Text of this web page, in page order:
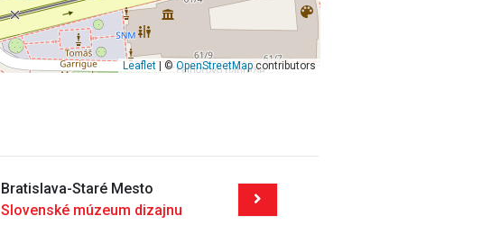
Leaflet| ©OpenStreetMapcontributors
Bratislava-Staré Mesto
Slovenské múzeum dizajnu